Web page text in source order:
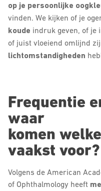
op je persoonlijke
vinden. We kijken of je
koude indruk geven, of je
of juist vloeiend omlijnd
lichtomstandigheden
Frequentie
waar
komen
vaakst voor?
Volgens de American
of Ophthalmology heeft